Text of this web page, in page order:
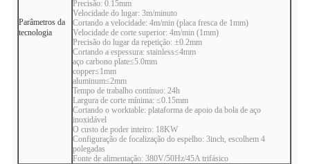
Parâmetros da
tecnologia
Precisão: 0.15mm
Velocidade do lugar: 3m/minuto
Cortando a velocidade: 4m/min (placa fresca de 1mm)
Velocidade de corte superior: 4m/min (1mm)
Precisão do lugar da repetição: ±0.2mm
Cortando a espessura: stainless≤4mm
aço carbono plate≤5.0mm
copper≤1mm
aluminum≤2mm
Tempo de trabalho contínuo: 24h
Largura de corte mínima: ≤0.15mm
Cortando o worktable: plataforma de apoio da bola de aço
inoxidável
O custo de poder inteiro: 18KW
Configuração de focalização do espelho: 3inch, escolhem 4
polegadas
Fonte de alimentação: 380V/50Hz/45A trifásico